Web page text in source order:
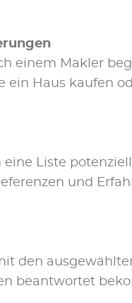
ei­nem Mak­ler
ein Haus kau­fen
ei­ne Lis­te
und
den
be­ant­wor­tet